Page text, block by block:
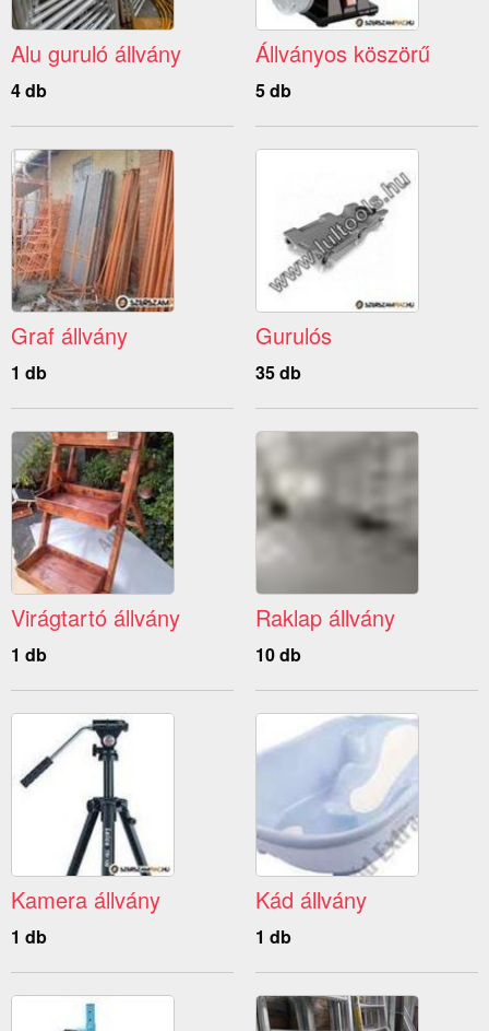
Alu guruló állvány
4 db
Állványos köszörű
5 db
Graf állvány
1 db
Gurulós
35 db
Virágtartó állvány
1 db
Raklap állvány
10 db
Kamera állvány
1 db
Kád állvány
1 db